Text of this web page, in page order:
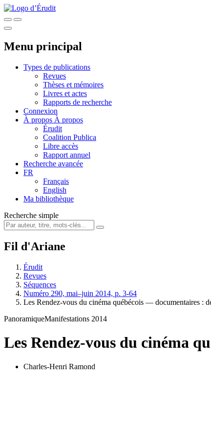
Menu principal
Types de publications
Revues
Thèses et mémoires
Livres et actes
Rapports de recherche
Connexion
À propos À propos
Érudit
Coalition Publica
Libre accès
Rapport annuel
Recherche avancée
FR
Français
English
Ma bibliothèque
Recherche simple
Fil d'Ariane
Érudit
Revues
Séquences
Numéro 290, mai–juin 2014, p. 3-64
Les Rendez-vous du cinéma québécois — documentaires :
PanoramiqueManifestations 2014
Les Rendez-vous du cinéma
Charles-Henri Ramond